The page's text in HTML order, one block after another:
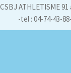
CSBJ ATHLETISME
-tel : 04-74-43-